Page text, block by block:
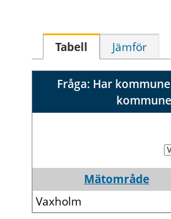
Tabell Jämför
Fråga: Har
Mätområde
Vaxholm